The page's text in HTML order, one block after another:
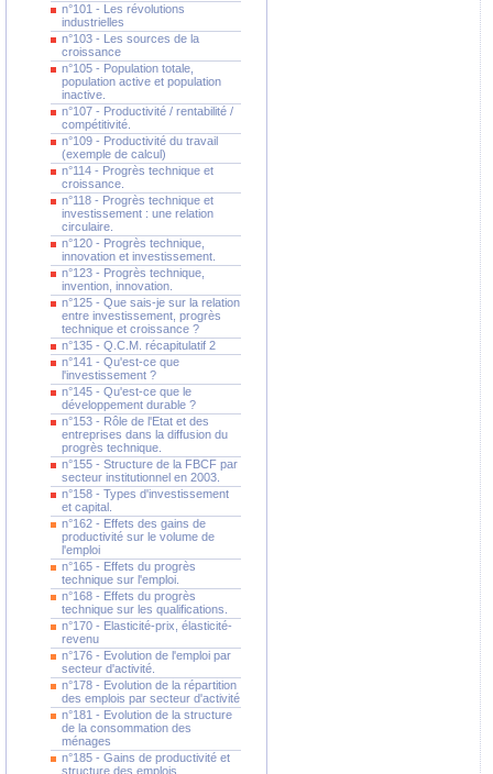
n°101 - Les révolutions
industrielles
n°103 - Les sources de la
croissance
n°105 - Population totale,
population active et population
inactive.
n°107 - Productivité / rentabilité /
compétitivité.
n°109 - Productivité du travail
(exemple de calcul)
n°114 - Progrès technique et
croissance.
n°118 - Progrès technique et
investissement : une relation
circulaire.
n°120 - Progrès technique,
innovation et investissement.
n°123 - Progrès technique,
invention, innovation.
n°125 - Que sais-je sur la relation
entre investissement, progrès
technique et croissance ?
n°135 - Q.C.M. récapitulatif 2
n°141 - Qu'est-ce que
l'investissement ?
n°145 - Qu'est-ce que le
développement durable ?
n°153 - Rôle de l'Etat et des
entreprises dans la diffusion du
progrès technique.
n°155 - Structure de la FBCF par
secteur institutionnel en 2003.
n°158 - Types d'investissement
et capital.
n°162 - Effets des gains de
productivité sur le volume de
l'emploi
n°165 - Effets du progrès
technique sur l'emploi.
n°168 - Effets du progrès
technique sur les qualifications.
n°170 - Elasticité-prix, élasticité-
revenu
n°176 - Evolution de l'emploi par
secteur d'activité.
n°178 - Evolution de la répartition
des emplois par secteur d'activité
n°181 - Evolution de la structure
de la consommation des
ménages
n°185 - Gains de productivité et
structure des emplois